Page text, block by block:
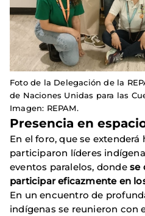
Foto de la Delegación de la
de Naciones Unidas para las
Imagen: REPAM.
Presencia en
En el foro, que se extenderá
participaron líderes
eventos paralelos, donde se
participar eficazmente en
En un encuentro de
indígenas se reunieron con